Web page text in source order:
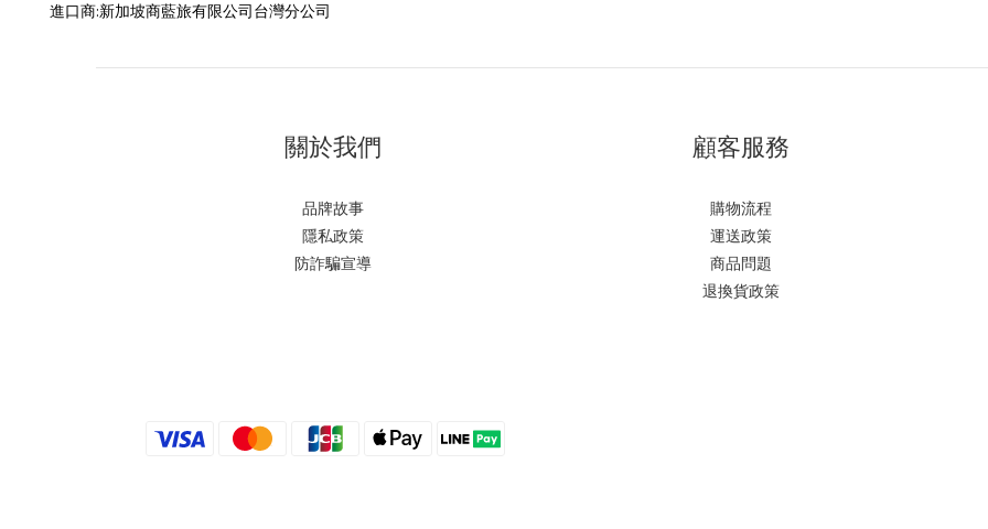
進口商:新加坡商藍旅有限公司台灣分公司
關於我們
品牌故事
隱私政策
防詐騙宣導
顧客服務
購物流程
運送政策
商品問題
退換貨政策